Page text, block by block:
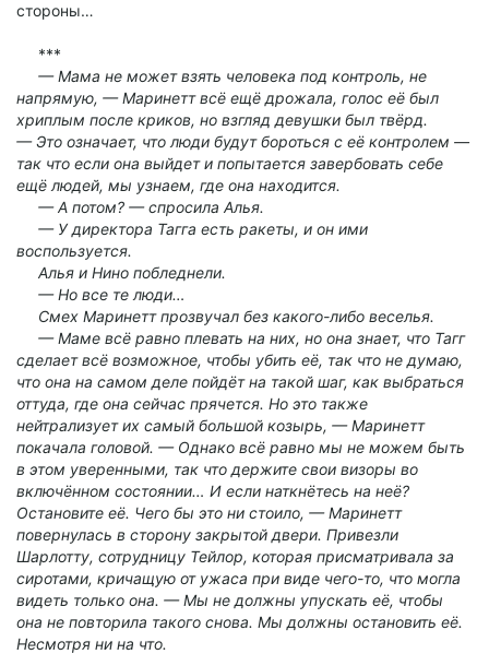
стороны…
***
— Мама не может взять человека под контроль, не
напрямую, — Маринетт всё ещё дрожала, голос её был
хриплым после криков, но взгляд девушки был твёрд.
— Это означает, что люди будут бороться с её контролем —
так что если она выйдет и попытается завербовать себе
ещё людей, мы узнаем, где она находится.
— А потом? — спросила Алья.
— У директора Тагга есть ракеты, и он ими
воспользуется.
Алья и Нино побледнели.
— Но все те люди…
Смех Маринетт прозвучал без какого-либо веселья.
— Маме всё равно плевать на них, но она знает, что Тагг
сделает всё возможное, чтобы убить её, так что не думаю,
что она на самом деле пойдёт на такой шаг, как выбраться
оттуда, где она сейчас прячется. Но это также
нейтрализует их самый большой козырь, — Маринетт
покачала головой. — Однако всё равно мы не можем быть
в этом уверенными, так что держите свои визоры во
включённом состоянии… И если наткнётесь на неё?
Остановите её. Чего бы это ни стоило, — Маринетт
повернулась в сторону закрытой двери. Привезли
Шарлотту, сотрудницу Тейлор, которая присматривала за
сиротами, кричащую от ужаса при виде чего-то, что могла
видеть только она. — Мы не должны упускать её, чтобы
она не повторила такого снова. Мы должны остановить её.
Несмотря ни на что.